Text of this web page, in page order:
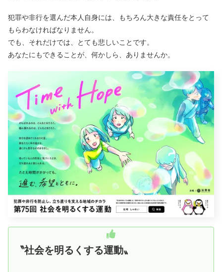
犯罪や非行を選んだ本人自身には、もちろん大きな責任をとって
もらわなければなりません。
でも、それだけでは、とても悲しいことです。
あなたにもできることが、何かしら、ありませんか。
〝社会を明るくする運動〟